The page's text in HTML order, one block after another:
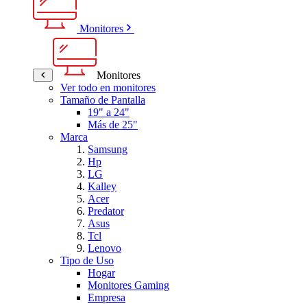
Monitores
Monitores
Ver todo en monitores
Tamaño de Pantalla
19" a 24"
Más de 25"
Marca
Samsung
Hp
LG
Kalley
Acer
Predator
Asus
Tcl
Lenovo
Tipo de Uso
Hogar
Monitores Gaming
Empresa